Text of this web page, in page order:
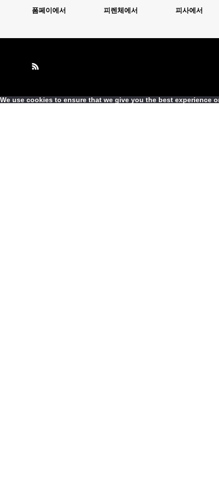
폼페이에서 피렌체에서 피사에서
We use cookies to ensure that we give you the best